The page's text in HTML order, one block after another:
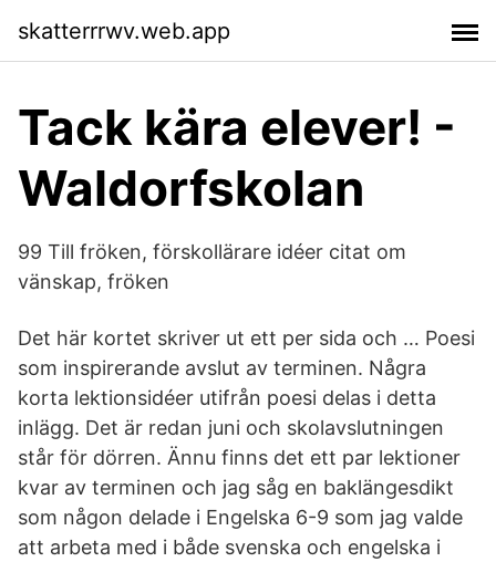
skatterrrwv.web.app
Tack kära elever! -
Waldorfskolan
99 Till fröken, förskollärare idéer citat om
vänskap, fröken
Det här kortet skriver ut ett per sida och … Poesi
som inspirerande avslut av terminen. Några
korta lektionsidéer utifrån poesi delas i detta
inlägg. Det är redan juni och skolavslutningen
står för dörren. Ännu finns det ett par lektioner
kvar av terminen och jag såg en baklängesdikt
som någon delade i Engelska 6-9 som jag valde
att arbeta med i både svenska och engelska i